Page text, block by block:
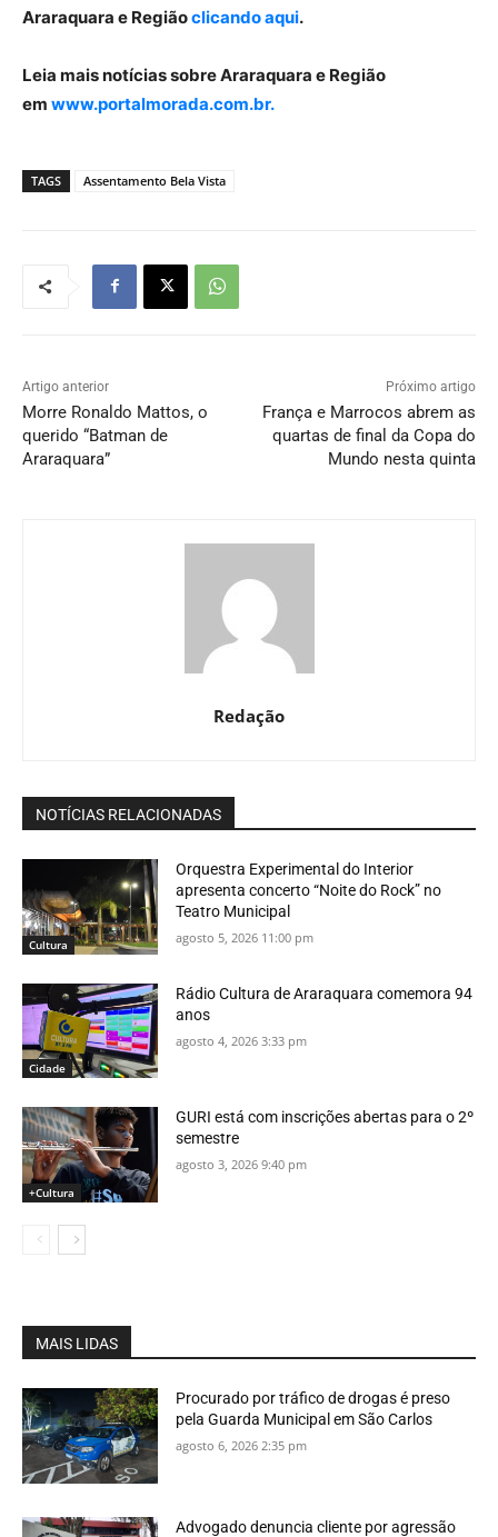
Araraquara e Regiãoclicando aqui.
Leia mais notícias sobre Araraquara e Região
em www.portalmorada.com.br.
TAGS Assentamento Bela Vista
Artigo anterior
Morre Ronaldo Mattos, o
querido “Batman de
Araraquara”
Próximo artigo
França e Marrocos abrem as
quartas de final da Copa do
Mundo nesta quinta
Redação
NOTÍCIAS RELACIONADAS
Cultura
Orquestra Experimental do Interior
apresenta concerto “Noite do Rock” no
Teatro Municipal
agosto 5, 2026 11:00 pm
Cidade
Rádio Cultura de Araraquara comemora 94
anos
agosto 4, 2026 3:33 pm
+Cultura
GURI está com inscrições abertas para o 2º
semestre
agosto 3, 2026 9:40 pm
MAIS LIDAS
Procurado por tráfico de drogas é preso
pela Guarda Municipal em São Carlos
agosto 6, 2026 2:35 pm
Advogado denuncia cliente por agressão